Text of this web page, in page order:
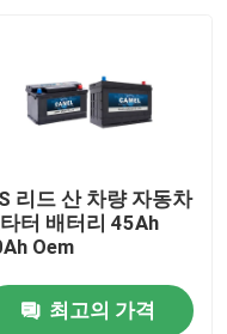
리드 산 차량 자동차
터 배터리 45Ah
Oem
최고의 가격